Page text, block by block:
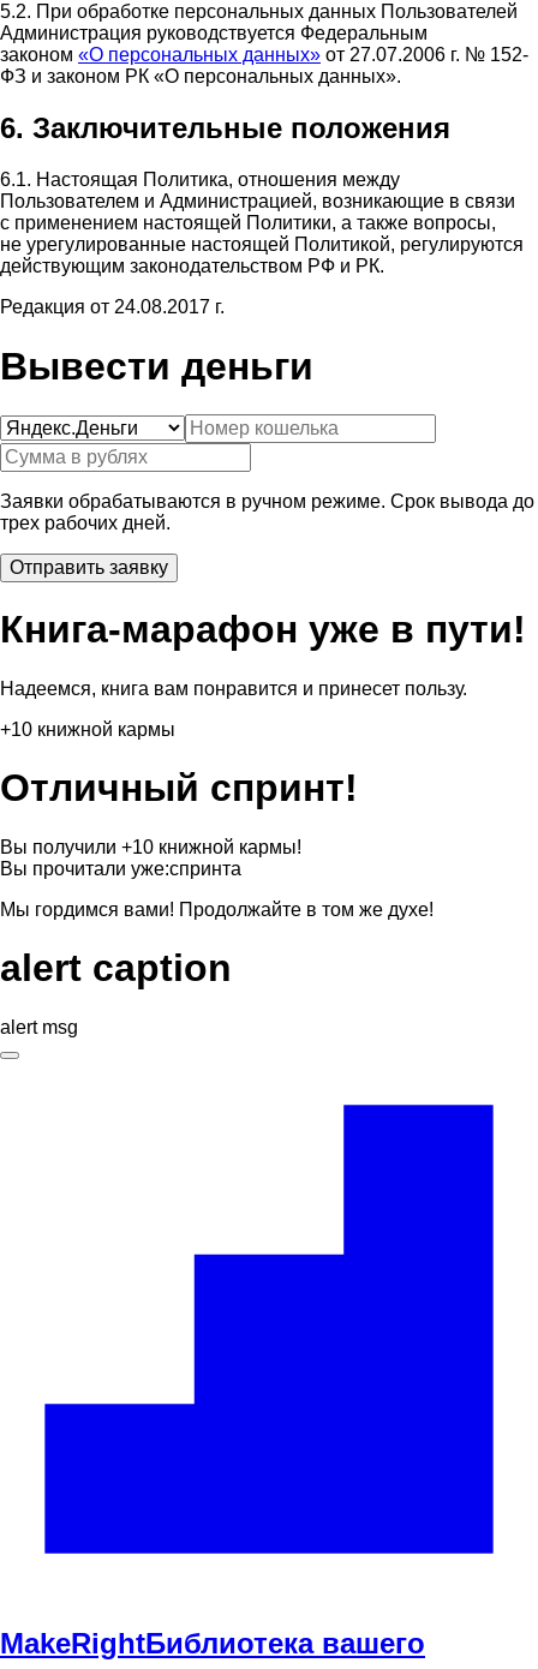
5.2. При обработке персональных данных Пользователей
Администрация руководствуется Федеральным
законом «О персональных данных» от 27.07.2006 г. № 152-
ФЗ и законом РК «О персональных данных».
6. Заключительные положения
6.1. Настоящая Политика, отношения между
Пользователем и Администрацией, возникающие в связи
с применением настоящей Политики, а также вопросы,
не урегулированные настоящей Политикой, регулируются
действующим законодательством РФ и РК.
Редакция от 24.08.2017 г.
Вывести деньги
Заявки обрабатываются в ручном режиме. Срок вывода до
трех рабочих дней.
Книга-марафон уже в пути!
Надеемся, книга вам понравится и принесет пользу.
+10 книжной кармы
Отличный спринт!
Вы получили +10 книжной кармы!
Вы прочитали уже:спринта
Мы гордимся вами! Продолжайте в том же духе!
alert caption
alert msg
MakeRightБиблиотека вашего